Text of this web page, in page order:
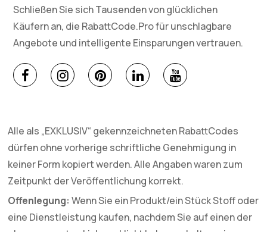
Schließen Sie sich Tausenden von glücklichen
Käufern an, die RabattCode.Pro für unschlagbare
Angebote und intelligente Einsparungen vertrauen.
Alle als „EXKLUSIV“ gekennzeichneten RabattCodes
dürfen ohne vorherige schriftliche Genehmigung in
keiner Form kopiert werden. Alle Angaben waren zum
Zeitpunkt der Veröffentlichung korrekt.
Offenlegung: Wenn Sie ein Produkt/ein Stück Stoff oder
eine Dienstleistung kaufen, nachdem Sie auf einen der